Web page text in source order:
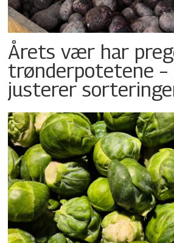
Årets vær har
trønder­potetene –
justerer